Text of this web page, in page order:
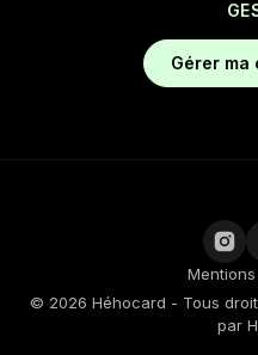
Gérer ma
© 2026 Héhocard - Tous
par